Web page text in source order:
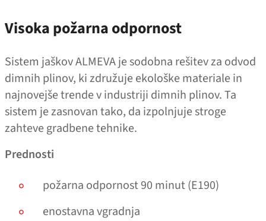
Visoka požarna odpornost
Sistem jaškov ALMEVA je sodobna rešitev za odvod
dimnih plinov, ki združuje ekološke materiale in
najnovejše trende v industriji dimnih plinov. Ta
sistem je zasnovan tako, da izpolnjuje stroge
zahteve gradbene tehnike.
Prednosti
požarna odpornost 90 minut (E190)
enostavna vgradnja